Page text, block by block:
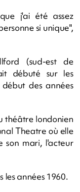
j'ai été assez
si unique",
(sud-est de
débuté sur les
des années
théâtre londonien
Theatre où elle
son mari, l'acteur
les années 1960.